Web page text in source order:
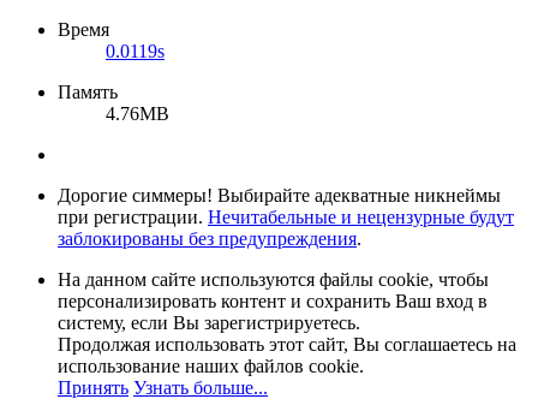
Время
0.0119s
Память
4.76MB
Дорогие симмеры! Выбирайте адекватные никнеймы
при регистрации. Нечитабельные и нецензурные будут
заблокированы без предупреждения.
На данном сайте используются файлы cookie, чтобы
персонализировать контент и сохранить Ваш вход в
систему, если Вы зарегистрируетесь.
Продолжая использовать этот сайт, Вы соглашаетесь на
использование наших файлов cookie.
Принять Узнать больше...